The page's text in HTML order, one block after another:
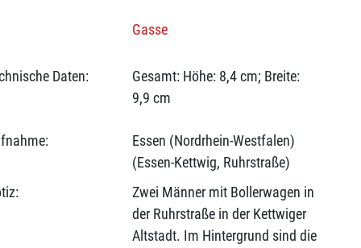
Gasse
Daten:
Gesamt: Höhe: 8,4 cm; Breite:
9,9 cm
Essen (Nordrhein-Westfalen)
(Essen-Kettwig, Ruhrstraße)
Zwei Männer mit Bollerwagen in
der Ruhrstraße in der Kettwiger
Altstadt. Im Hintergrund sind die